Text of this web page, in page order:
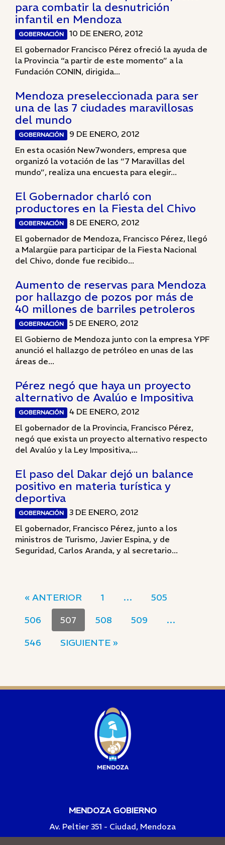
para combatir la desnutrición
infantil en Mendoza
GOBERNACIÓN
10 DE ENERO, 2012
El gobernador Francisco Pérez ofreció la ayuda de
la Provincia “a partir de este momento” a la
Fundación CONIN, dirigida...
Mendoza preseleccionada para ser
una de las 7 ciudades maravillosas
del mundo
GOBERNACIÓN
9 DE ENERO, 2012
En esta ocasión New7wonders, empresa que
organizó la votación de las “7 Maravillas del
mundo”, realiza una encuesta para elegir...
El Gobernador charló con
productores en la Fiesta del Chivo
GOBERNACIÓN
8 DE ENERO, 2012
El gobernador de Mendoza, Francisco Pérez, llegó
a Malargüe para participar de la Fiesta Nacional
del Chivo, donde fue recibido...
Aumento de reservas para Mendoza
por hallazgo de pozos por más de
40 millones de barriles petroleros
GOBERNACIÓN
5 DE ENERO, 2012
El Gobierno de Mendoza junto con la empresa YPF
anunció el hallazgo de petróleo en unas de las
áreas de...
Pérez negó que haya un proyecto
alternativo de Avalúo e Impositiva
GOBERNACIÓN
4 DE ENERO, 2012
El gobernador de la Provincia, Francisco Pérez,
negó que exista un proyecto alternativo respecto
del Avalúo y la Ley Impositiva,...
El paso del Dakar dejó un balance
positivo en materia turística y
deportiva
GOBERNACIÓN
3 DE ENERO, 2012
El gobernador, Francisco Pérez, junto a los
ministros de Turismo, Javier Espina, y de
Seguridad, Carlos Aranda, y al secretario...
« ANTERIOR 1 …
505
506
507 508 509
…
546
SIGUIENTE »
MENDOZA GOBIERNO
Av. Peltier 351 - Ciudad, Mendoza